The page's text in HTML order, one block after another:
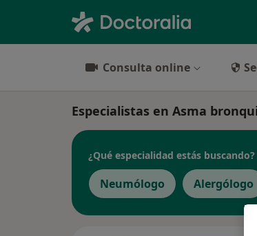
Consulta online
Especialistas en Asma
¿Qué especialidad estás buscando?
Neumólogo Alergólogo